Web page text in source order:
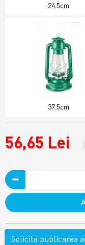
24.5cm
37.5cm
56,65 Lei
Solicita publicarea